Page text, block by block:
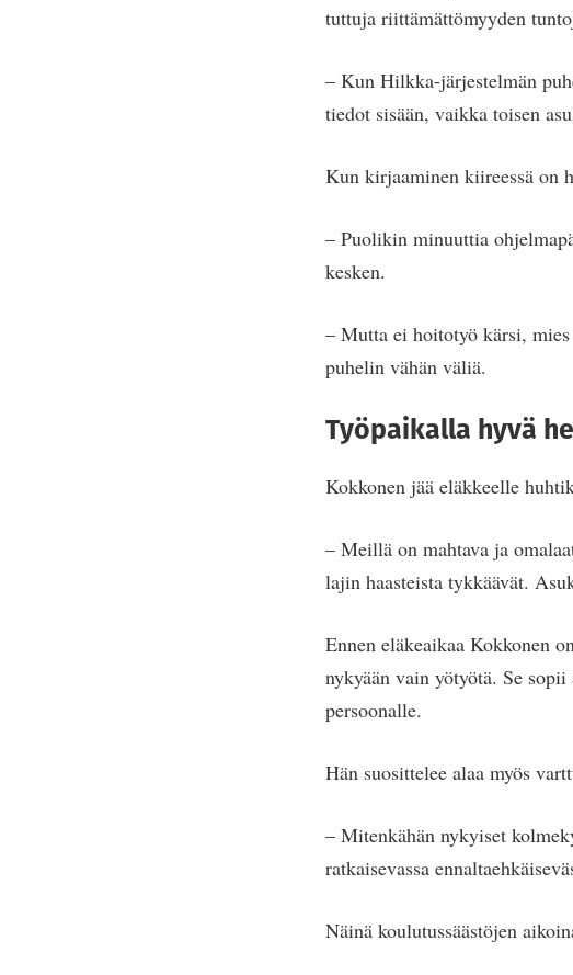
tuttuja riittämättömyyden
– Kun Hilkka-järjestelmän
tiedot sisään, vaikka toisen
Kun kirjaaminen kiireessä on
– Puolikin minuuttia
kesken.
– Mutta ei hoitotyö kärsi,
puhelin vähän väliä.
Työpaikalla hyvä
Kokkonen jää eläkkeelle
– Meillä on mahtava ja
lajin haasteista tykkäävät.
Ennen eläkeaikaa Kokkonen
nykyään vain yötyötä. Se
persoonalle.
Hän suosittelee alaa myös
– Mitenkähän nykyiset
ratkaisevassa
Näinä koulutussäästöjen